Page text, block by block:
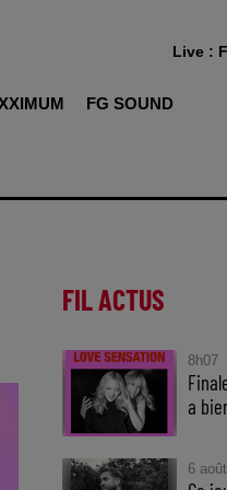
FG SOUND
Live :
FIL ACTUS
8h07
a
6